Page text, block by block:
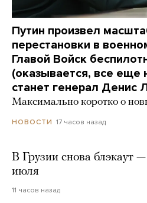
Путин произвел
перестановки в
Главой Войск
(оказывается, все еще
станет генерал Денис
Максимально коротко о
НОВОСТИ 17 часов назад
В Грузии снова блэкаут
июля
11 часов назад